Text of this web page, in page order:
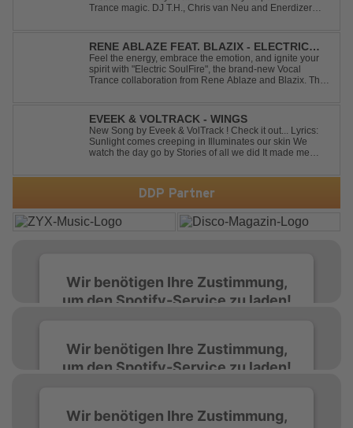
Trance magic. DJ T.H., Chris van Neu and Enerdizer
Balearic Ibiza trance vibe. At the hear...
RENE ABLAZE FEAT. BLAZIX - ELECTRIC
SOULFIRE
Feel the energy, embrace the emotion, and ignite your
spirit with "Electric SoulFire", the brand-new Vocal
Trance collaboration from Rene Ablaze and Blazix. This
Uplifting Vocal Trance me...
EVEEK & VOLTRACK - WINGS
New Song by Eveek & VolTrack ! Check it out... Lyrics:
Sunlight comes creeping in Illuminates our skin We
watch the day go by Stories of all we did It made me
We danced on top of cars ...
DDP Partner
Wir benötigen Ihre Zustimmung,
um den Spotify-Service zu laden!
einzubetten. Dieser Service kann Daten zu
Ihren Aktivitäten sammeln. Bitte lesen Sie die
Wir benötigen Ihre Zustimmung,
um den Spotify-Service zu laden!
einzubetten. Dieser Service kann Daten zu
Wir benötigen Ihre Zustimmung,